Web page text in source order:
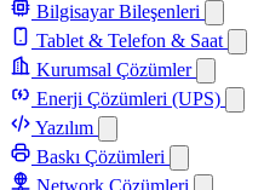
Bilgisayar Bileşenleri
Tablet & Telefon & Saat
Kurumsal Çözümler
Enerji Çözümleri (UPS)
Yazılım
Baskı Çözümleri
Network Çözümleri